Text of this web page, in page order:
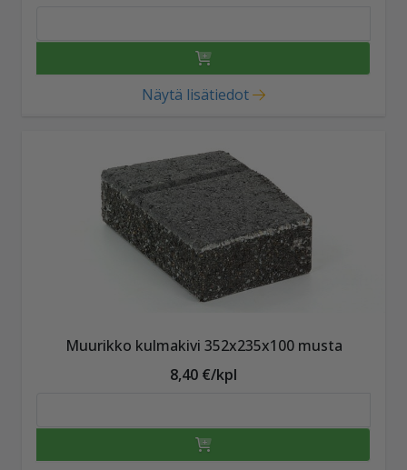
Näytä lisätiedot
Muurikko kulmakivi 352x235x100 musta
8,40 €/kpl